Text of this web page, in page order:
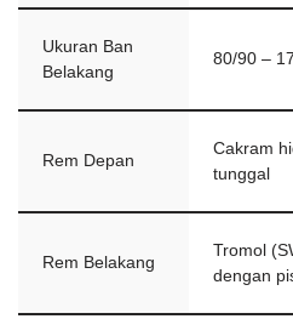
Ukuran Ban
Belakang
80/90 –
Rem Depan
Cakram
tunggal
Rem Belakang
Tromol
dengan